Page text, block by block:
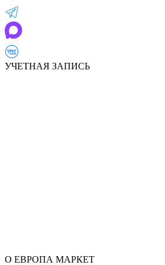
УЧЕТНАЯ ЗАПИСЬ
О ЕВРОПА МАРКЕТ